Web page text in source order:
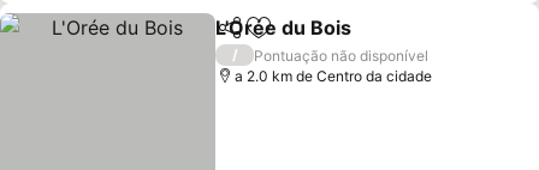
PartilharAdicionar aos favoritos
L'Orée du Bois
/
Pontuação não disponível
a 2.0 km de Centro da cidade